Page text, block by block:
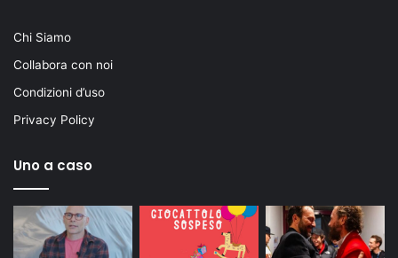
Chi Siamo
Collabora con noi
Condizioni d’uso
Privacy Policy
Uno a caso